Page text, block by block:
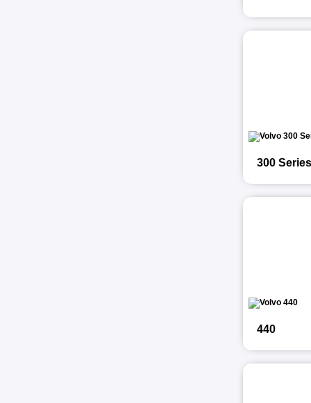
300 Series
440